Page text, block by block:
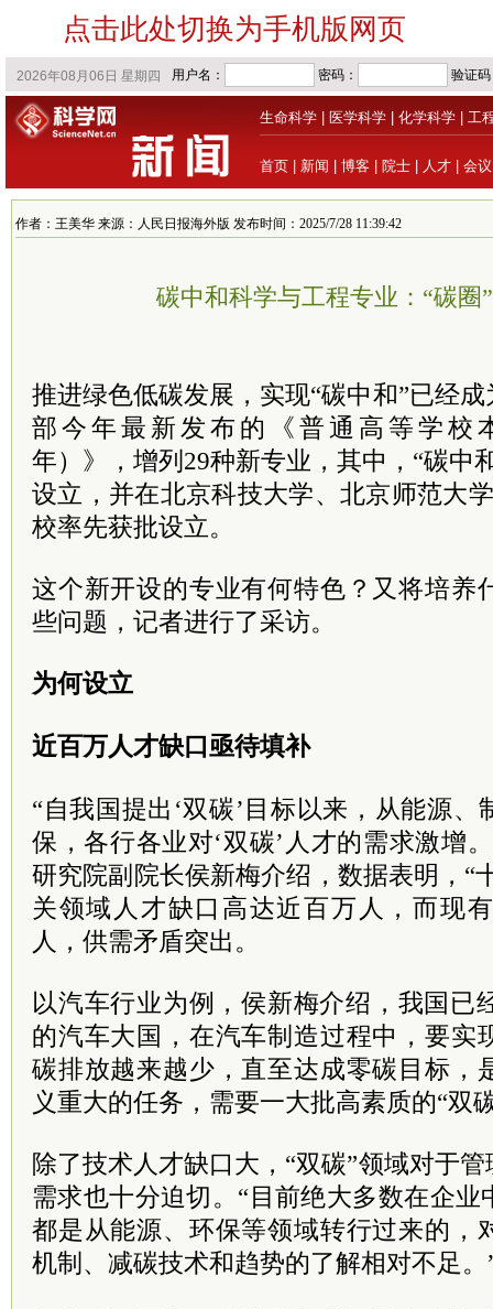
点击此处切换为手机版网页
生命科学 医学科学 化学科学 工
首页 新闻 博客 院士 人才 会议
作者：王美华 来源：人民日报海外版 发布时间：2025/7/28 11:39:42
碳中和科学与工程专业：“碳圈
推进绿色低碳发展，实现“碳中和”已经
部今年最新发布的《普通高等学校
年）》，增列29种新专业，其中，“碳中
设立，并在北京科技大学、北京师范大
校率先获批设立。
这个新开设的专业有何特色？又将培养
些问题，记者进行了采访。
为何设立
近百万人才缺口亟待填补
“自我国提出‘双碳’目标以来，从能源
保，各行各业对‘双碳’人才的需求激增
研究院副院长侯新梅介绍，数据表明，“
关领域人才缺口高达近百万人，而现
人，供需矛盾突出。
以汽车行业为例，侯新梅介绍，我国已
的汽车大国，在汽车制造过程中，要实
碳排放越来越少，直至达成零碳目标，
义重大的任务，需要一大批高素质的“双
除了技术人才缺口大，“双碳”领域对于
需求也十分迫切。“目前绝大多数在企
都是从能源、环保等领域转行过来的，
机制、减碳技术和趋势的了解相对不足